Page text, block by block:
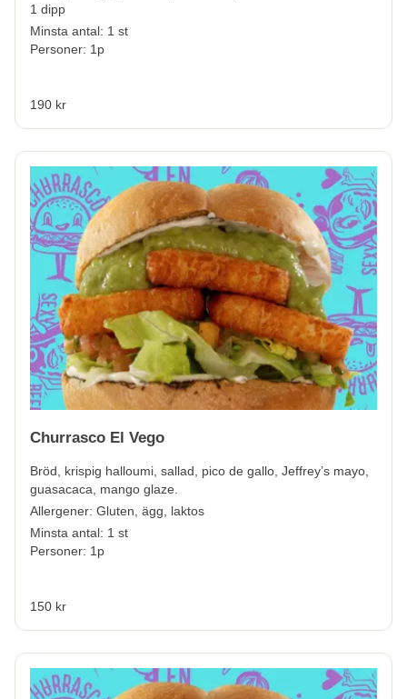
1 dipp
Minsta antal: 1 st
Personer: 1p
190 kr
Churrasco El Vego
Bröd, krispig halloumi, sallad, pico de gallo, Jeffrey’s mayo,
guasacaca, mango glaze.
Allergener: Gluten, ägg, laktos
Minsta antal: 1 st
Personer: 1p
150 kr